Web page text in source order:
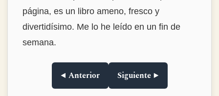
página, es un libro ameno, fresco y
divertidísimo. Me lo he leído en un fin de
semana.
◀ Anterior Siguiente ▶